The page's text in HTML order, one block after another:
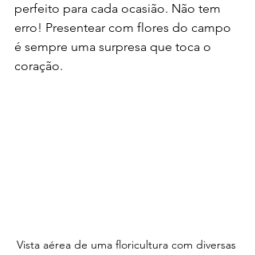
perfeito para cada ocasião. Não tem
erro! Presentear com flores do campo
é sempre uma surpresa que toca o
coração.
Vista aérea de uma floricultura com diversas